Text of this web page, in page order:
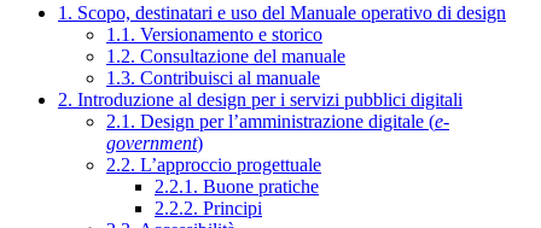
1. Scopo, destinatari e uso del Manuale operativo di design
1.1. Versionamento e storico
1.2. Consultazione del manuale
1.3. Contribuisci al manuale
2. Introduzione al design per i servizi pubblici digitali
2.1. Design per l’amministrazione digitale (e-
government)
2.2. L’approccio progettuale
2.2.1. Buone pratiche
2.2.2. Principi